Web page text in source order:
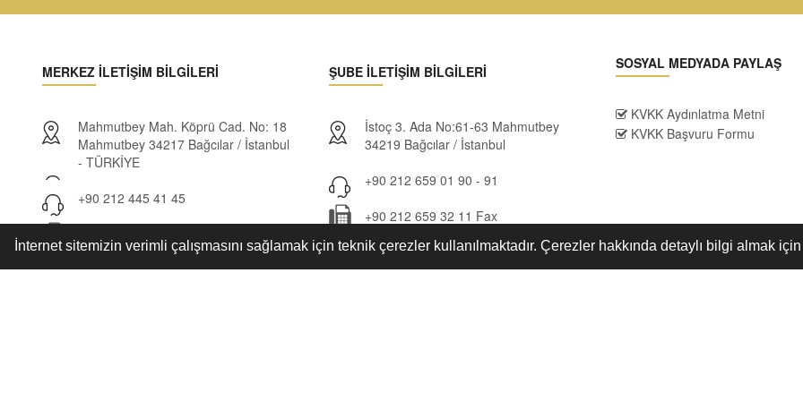
İnternet sitemizin verimli çalışmasını sağlamak için teknik çerezler kullanılmaktadır. Çerezler hakkında detaylı bilgi almak için
MERKEZ İLETİŞİM BİLGİLERİ
Mahmutbey Mah. Köprü Cad. No: 18
Mahmutbey 34217 Bağcılar / İstanbul
- TÜRKİYE
+90 212 445 41 45
info@istanbulmefrusat.com
ŞUBE İLETİŞİM BİLGİLERİ
İstoç 3. Ada No:61-63 Mahmutbey
34219 Bağcılar / İstanbul
+90 212 659 01 90 - 91
+90 212 659 32 11 Fax
SOSYAL MEDYADA PAYLAŞ
KVKK Aydınlatma Metni
KVKK Başvuru Formu